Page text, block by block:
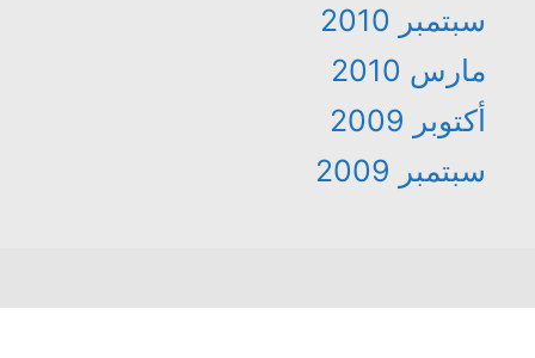
سبتمبر 2010
مارس 2010
أكتوبر 2009
سبتمبر 2009